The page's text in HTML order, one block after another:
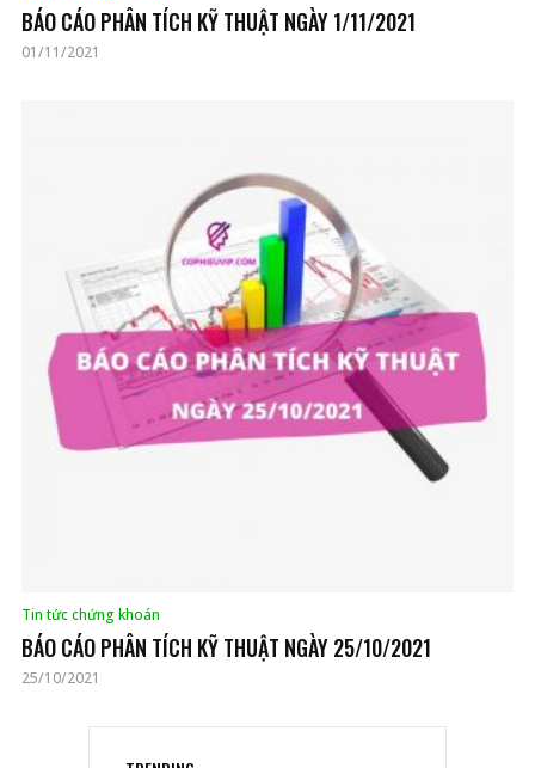
BÁO CÁO PHÂN TÍCH KỸ THUẬT NGÀY 1/11/2021
01/11/2021
Tin tức chứng khoán
BÁO CÁO PHÂN TÍCH KỸ THUẬT NGÀY 25/10/2021
25/10/2021